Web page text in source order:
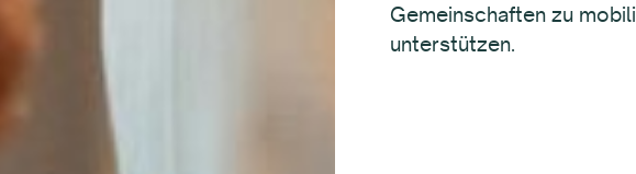
Gemeinschaften zu
unterstützen.